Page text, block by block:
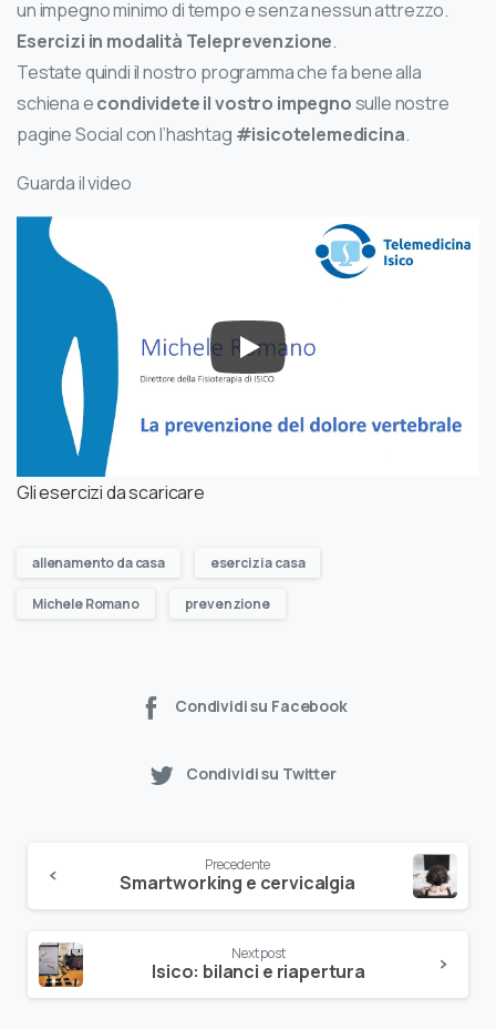
un impegno minimo di tempo e senza nessun attrezzo.
Esercizi in modalità Teleprevenzione.
Testate quindi il nostro programma che fa bene alla
schiena econdividete il vostro impegnosulle nostre
pagine Social con l’hashtag #isicotelemedicina.
Guarda il video
Gli esercizi da scaricare
allenamento da casa esercizi a casa
Michele Romano prevenzione
Condividi su Facebook
Condividi su Twitter
Precedente
Smartworking e cervicalgia
Next post
Isico: bilanci e riapertura